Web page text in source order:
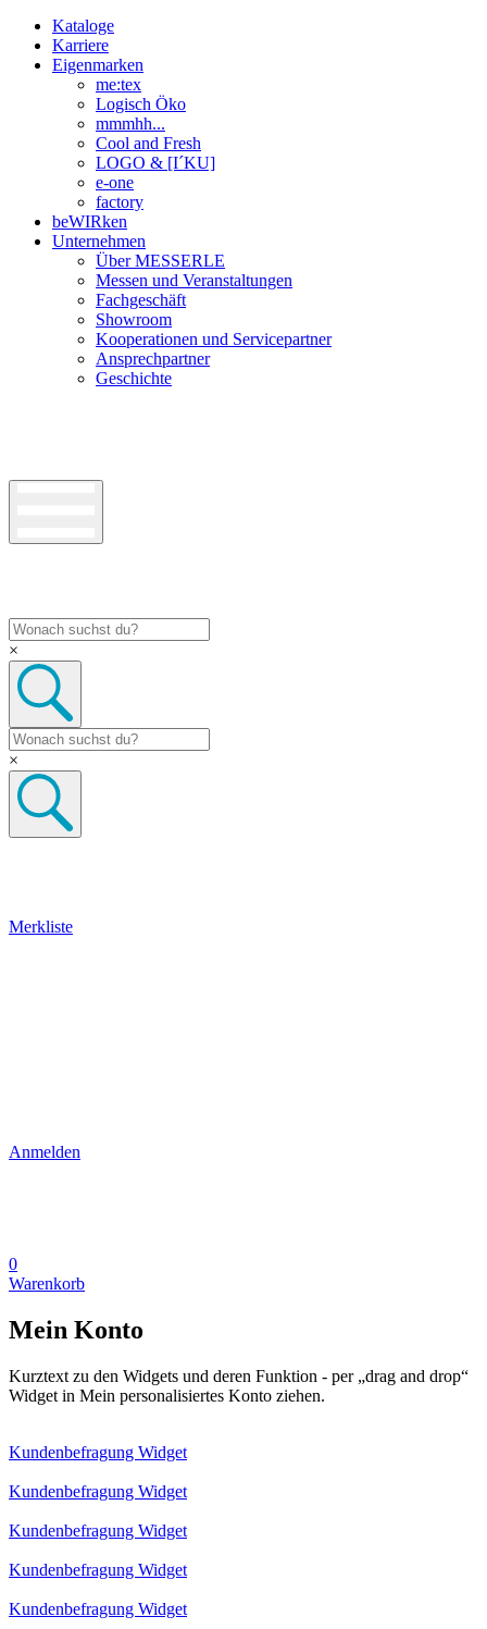
Kataloge
Karriere
Eigenmarken
me:tex
Logisch Öko
mmmhh...
Cool and Fresh
LOGO & [I´KU]
e-one
factory
beWIRken
Unternehmen
Über MESSERLE
Messen und Veranstaltungen
Fachgeschäft
Showroom
Kooperationen und Servicepartner
Ansprechpartner
Geschichte
×
×
Merkliste
Anmelden
0
Warenkorb
Mein Konto
Kurztext zu den Widgets und deren Funktion - per „drag and drop“
Widget in Mein personalisiertes Konto ziehen.
Kundenbefragung Widget
Kundenbefragung Widget
Kundenbefragung Widget
Kundenbefragung Widget
Kundenbefragung Widget